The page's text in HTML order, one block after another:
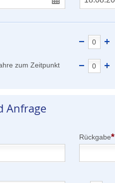
zum Zeitpunkt
Anfrage
Rückgabe*